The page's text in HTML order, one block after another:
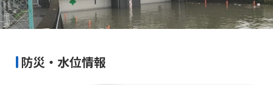
防災・水位情報